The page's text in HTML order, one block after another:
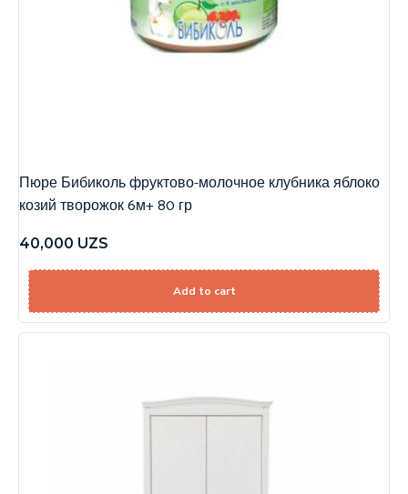
Пюре Бибиколь фруктово-молочное клубника яблоко
козий творожок 6м+ 80 гр
40,000 UZS
Add to cart